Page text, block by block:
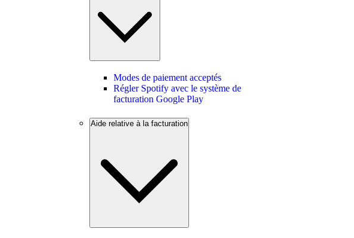
Modes de paiement acceptés
Régler Spotify avec le système de
facturation Google Play
Aide relative à la facturation